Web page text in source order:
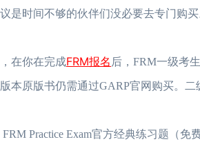
时间不够的伙伴们没必要去专门购买
在你在完成FRM报名 后，FRM一级考
本原版书仍需通过GARP官网购买。
Practice Exam官方经典练习题（免